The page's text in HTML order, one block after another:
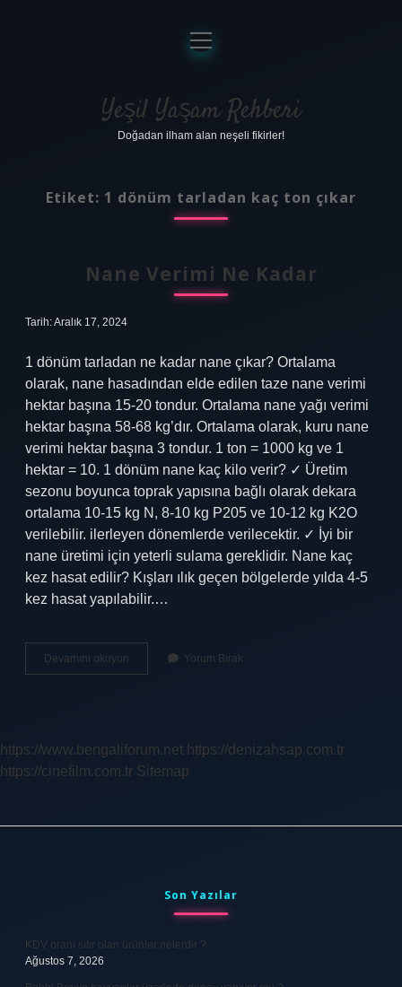
Anasayfa
Gizlilik Politikası
Yasal Uyarı
menüyü
aç
Yeşil Yaşam Rehberi
Doğadan ilham alan neşeli fikirler!
Etiket: 1 dönüm tarladan kaç ton çıkar
Nane Verimi Ne Kadar
Tarih: Aralık 17, 2024
1 dönüm tarladan ne kadar nane çıkar? Ortalama
olarak, nane hasadından elde edilen taze nane verimi
hektar başına 15-20 tondur. Ortalama nane yağı verimi
hektar başına 58-68 kg’dır. Ortalama olarak, kuru nane
verimi hektar başına 3 tondur. 1 ton = 1000 kg ve 1
hektar = 10. 1 dönüm nane kaç kilo verir? ✓ Üretim
sezonu boyunca toprak yapısına bağlı olarak dekara
ortalama 10-15 kg N, 8-10 kg P205 ve 10-12 kg K2O
verilebilir. ilerleyen dönemlerde verilecektir. ✓ İyi bir
nane üretimi için yeterli sulama gereklidir. Nane kaç
kez hasat edilir? Kışları ılık geçen bölgelerde yılda 4-5
kez hasat yapılabilir.…
Devamını okuyun
Verimi
Yorum Bırak
https://www.bengaliforum.net https://denizahsap.com.tr
https://cinefilm.com.tr Sitemap
Son Yazılar
KDV oranı sıfır olan ürünler nelerdir ?
Ağustos 7, 2026